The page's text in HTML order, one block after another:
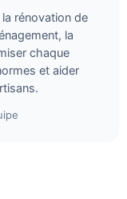
rénovation de
la
chaque
et aider